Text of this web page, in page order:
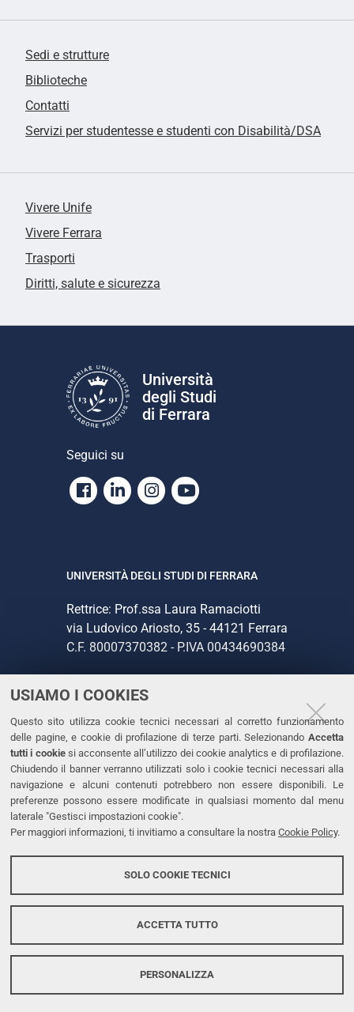
USIAMO I COOKIES
Questo sito utilizza cookie tecnici necessari al corretto funzionamento
delle pagine, e cookie di profilazione di terze parti. Selezionando Accetta
tutti i cookiesi acconsente all’utilizzo dei cookie analytics e di profilazione.
Chiudendo il banner verranno utilizzati solo i cookie tecnici necessari alla
navigazione e alcuni contenuti potrebbero non essere disponibili. Le
preferenze possono essere modificate in qualsiasi momento dal menu
laterale "Gestisci impostazioni cookie".
Per maggiori informazioni, ti invitiamo a consultare la nostra Cookie Policy.
SOLO COOKIE TECNICI
ACCETTA TUTTO
PERSONALIZZA
Sedi e strutture
Biblioteche
Contatti
Servizi per studentesse e studenti con Disabilità/DSA
Vivere Unife
Vivere Ferrara
Trasporti
Diritti, salute e sicurezza
Università
degli Studi
di Ferrara
Seguici su
Facebook
LinkedinInstagram
Youtube
UNIVERSITÀ DEGLI STUDI DI FERRARA
Rettrice: Prof.ssa Laura Ramaciotti
via Ludovico Ariosto, 35 - 44121 Ferrara
C.F. 80007370382 - P.IVA 00434690384
CONTATTI
Tel. +39 0532 293111
Fax. +39 0532 293031
PEC
LINKS
Dichiarazione di accessibilità
Protezione dati personali